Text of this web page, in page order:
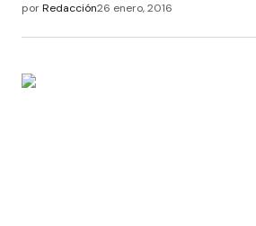
porRedacción26 enero, 2016